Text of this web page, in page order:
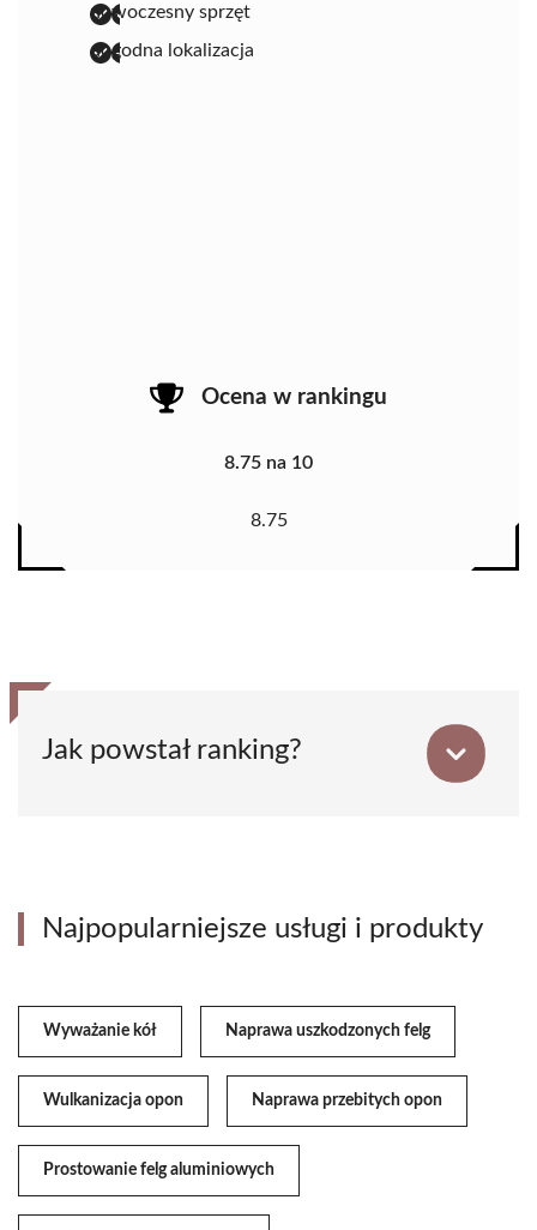
nowoczesny sprzęt
dogodna lokalizacja
Ocena w rankingu
8.75 na 10
8.75
Jak powstał ranking?
Najpopularniejsze usługi i produkty
Wyważanie kół Naprawa uszkodzonych felg
Wulkanizacja opon Naprawa przebitych opon
Prostowanie felg aluminiowych